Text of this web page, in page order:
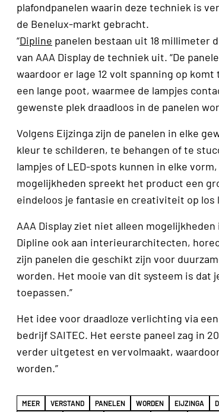
plafondpanelen waarin deze techniek is
de Benelux-markt gebracht.
“Dipline panelen bestaan uit 18 millimeter
van AAA Display de techniek uit. “De
waardoor er lage 12 volt spanning op
een lange poot, waarmee de lampjes
gewenste plek draadloos in de panelen
Volgens Eijzinga zijn de panelen in elke
kleur te schilderen, te behangen of te
lampjes of LED-spots kunnen in elke
mogelijkheden spreekt het product een
eindeloos je fantasie en creativiteit op los
AAA Display ziet niet alleen
Dipline ook aan interieurarchitecten,
zijn panelen die geschikt zijn voor
worden. Het mooie van dit systeem is dat
toepassen.”
Het idee voor draadloze verlichting via
bedrijf SAITEC. Het eerste paneel zag in
verder uitgetest en vervolmaakt,
worden.”
MEER VERSTAND PANELEN WORDEN EIJZINGA